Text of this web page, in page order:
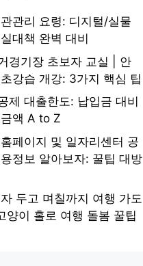
관리 요령: 디지털/실물
대책 완벽 대비
경기장 초보자 교실 | 안
강습 개강: 3가지 핵심 팁
제 대출한도: 납입금 대비
액 A to Z
페이지 및 일자리센터 공
정보 알아보자: 꿀팁 대방
두고 며칠까지 여행 가도
양이 홀로 여행 돌봄 꿀팁